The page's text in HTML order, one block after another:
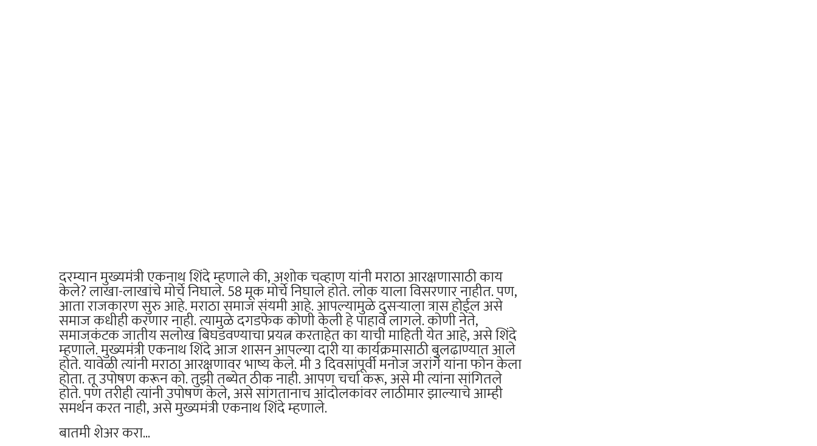
दरम्यान मुख्यमंत्री एकनाथ शिंदे म्हणाले की, अशोक चव्हाण यांनी मराठा आरक्षणासाठी काय
केले? लाखा-लाखांचे मोर्चे निघाले. 58 मूक मोर्चे निघाले होते. लोक याला विसरणार नाहीत. पण,
आता राजकारण सुरु आहे. मराठा समाज संयमी आहे. आपल्यामुळे दुसऱ्याला त्रास होईल असे
समाज कधीही करणार नाही. त्यामुळे दगडफेक कोणी केली हे पाहावे लागले. कोणी नेते,
समाजकंटक जातीय सलोख बिघडवण्याचा प्रयत्न करताहेत का याची माहिती येत आहे, असे शिंदे
म्हणाले. मुख्यमंत्री एकनाथ शिंदे आज शासन आपल्या दारी या कार्यक्रमासाठी बुलढाण्यात आले
होते. यावेळी त्यांनी मराठा आरक्षणावर भाष्य केले. मी 3 दिवसांपूर्वी मनोज जरांगे यांना फोन केला
होता. तू उपोषण करून को. तुझी तब्येत ठीक नाही. आपण चर्चा करू, असे मी त्यांना सांगितले
होते. पण तरीही त्यांनी उपोषण केले, असे सांगतानाच आंदोलकांवर लाठीमार झाल्याचे आम्ही
समर्थन करत नाही, असे मुख्यमंत्री एकनाथ शिंदे म्हणाले.
बातमी शेअर करा...